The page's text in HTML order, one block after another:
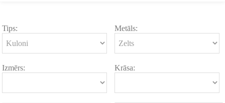
Tips: Metāls:
Izmērs: Krāsa: